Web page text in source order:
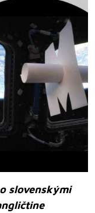
slovenskými